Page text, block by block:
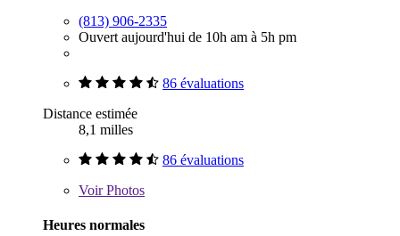
(813) 906-2335
Ouvert aujourd'hui de 10h am à 5h pm
86 évaluations
Distance estimée
8,1 milles
86 évaluations
VoirPhotos
Heures normales